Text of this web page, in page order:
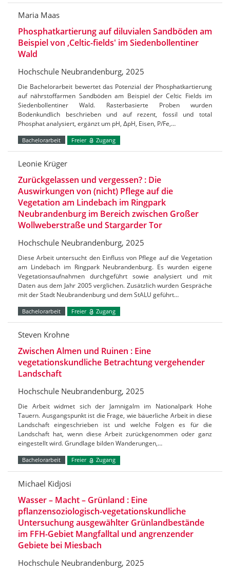
Maria Maas
Phosphatkartierung auf diluvialen Sandböden am
Beispiel von ‚Celtic-fields' im Siedenbollentiner
Wald
Hochschule Neubrandenburg, 2025
Die Bachelorarbeit bewertet das Potenzial der Phosphatkartierung
auf nährstoffarmen Sandböden am Beispiel der Celtic Fields im
Siedenbollentiner Wald. Rasterbasierte Proben wurden
Bodenkundlich beschrieben und auf rezent, fossil und total
Phosphat analysiert, ergänzt um pH, ΔpH, Eisen, P/Fe,…
Bachelorarbeit Freier Zugang
Leonie Krüger
Zurückgelassen und vergessen? : Die
Auswirkungen von (nicht) Pflege auf die
Vegetation am Lindebach im Ringpark
Neubrandenburg im Bereich zwischen Großer
Wollweberstraße und Stargarder Tor
Hochschule Neubrandenburg, 2025
Diese Arbeit untersucht den Einfluss von Pflege auf die Vegetation
am Lindebach im Ringpark Neubrandenburg. Es wurden eigene
Vegetationsaufnahmen durchgeführt sowie analysiert und mit
Daten aus dem Jahr 2005 verglichen. Zusätzlich wurden Gespräche
mit der Stadt Neubrandenburg und dem StALU geführt…
Bachelorarbeit Freier Zugang
Steven Krohne
Zwischen Almen und Ruinen : Eine
vegetationskundliche Betrachtung vergehender
Landschaft
Hochschule Neubrandenburg, 2025
Die Arbeit widmet sich der Jamnigalm im Nationalpark Hohe
Tauern. Ausgangspunkt ist die Frage, wie bäuerliche Arbeit in diese
Landschaft eingeschrieben ist und welche Folgen es für die
Landschaft hat, wenn diese Arbeit zurückgenommen oder ganz
eingestellt wird. Grundlage bilden Wanderungen,…
Bachelorarbeit Freier Zugang
Michael Kidjosi
Wasser – Macht – Grünland : Eine
pflanzensoziologisch-vegetationskundliche
Untersuchung ausgewählter Grünlandbestände
im FFH-Gebiet Mangfalltal und angrenzender
Gebiete bei Miesbach
Hochschule Neubrandenburg, 2025